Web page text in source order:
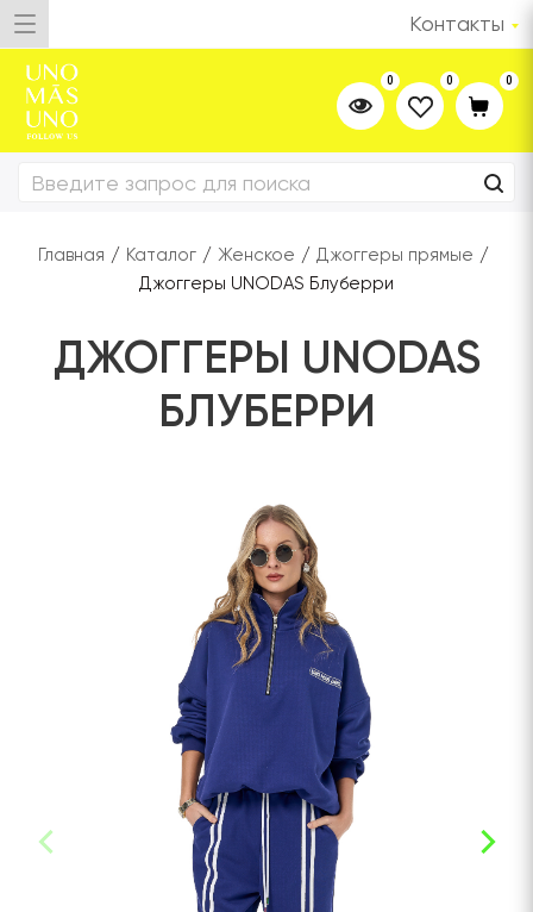
Контакты
0 0 0
Главная / Каталог / Женское / Джоггеры прямые /
Джоггеры UNODAS Блуберри
ДЖОГГЕРЫ UNODAS
БЛУБЕРРИ